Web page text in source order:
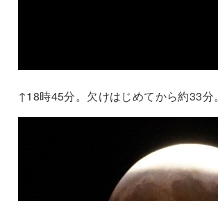
↑18時45分。欠けはじめてから約33分。